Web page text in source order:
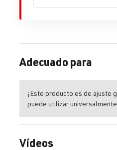
Adecuado para
¡Este producto es de ajuste
puede utilizar
Vídeos